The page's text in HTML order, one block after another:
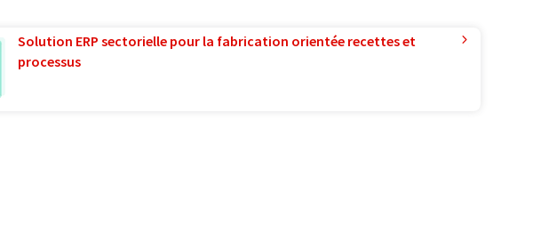
Solution ERP sectorielle pour la fabrication orientée recettes et
processus